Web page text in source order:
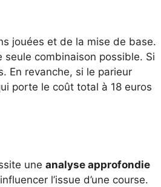
jouées et de la mise de base.
seule combinaison possible. Si
En revanche, si le parieur
porte le coût total à 18 euros
une analyse approfondie
l’issue d’une course.